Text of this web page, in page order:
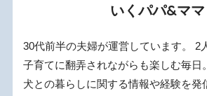
いくパパ&ママ
30代前半の夫婦が運営しています。 2
子育てに翻弄されながらも楽しむ毎日
犬との暮らしに関する情報や経験を発